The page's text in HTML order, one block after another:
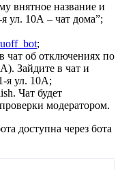
внятное название и
ул. 10А – чат дома”;
;
чат об отключениях по
Зайдите в чат и
я ул. 10А;
Чат будет
модератором.
доступна через бота